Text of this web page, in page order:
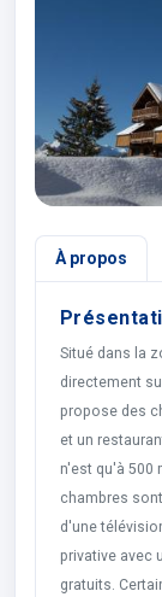
À propos
Situé dans la
directement
propose des
et un
n'est qu'à 500
chambres
d'une
privative avec
gratuits.